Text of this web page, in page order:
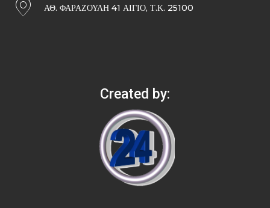
ΑΘ. ΦΑΡΑΖΟΥΛΉ 41 ΑΊΓΙΟ, Τ.Κ. 25100
Created by: